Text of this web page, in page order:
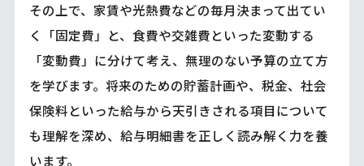
その上で、家賃や光熱費などの毎月決まって出てい
く「固定費」と、食費や交雑費といった変動する
「変動費」に分けて考え、無理のない予算の立て方
を学びます。将来のための貯蓄計画や、税金、社会
保険料といった給与から天引きされる項目について
も理解を深め、給与明細書を正しく読み解く力を養
います。